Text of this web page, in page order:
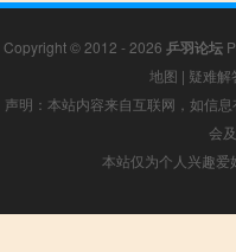
Copyright © 2012 - 2026 乒羽论坛
地图 | 疑难解
声明：本站内容来自互联网，如信
会
本站仅为个人兴趣爱